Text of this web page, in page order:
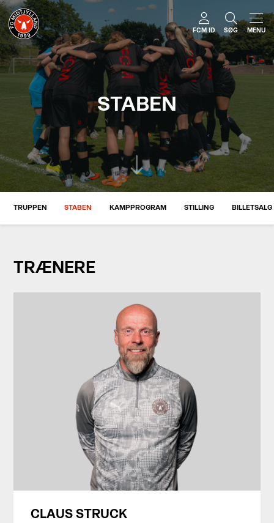
FCM ID SØG MENU
STABEN
TRUPPEN STABEN KAMPPROGRAM STILLING BILLETSALG
TRÆNERE
CLAUS STRUCK